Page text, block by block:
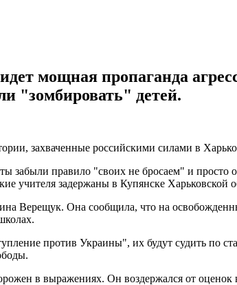
мощная пропаганда
"зомбировать" детей.
захваченные российскими силами в
забыли правило "своих не бросаем" и просто
учителя задержаны в Купянске Харьковской
Верещук. Она сообщила, что на
против Украины", их будут судить по
в выражениях. Он воздержался от оценок